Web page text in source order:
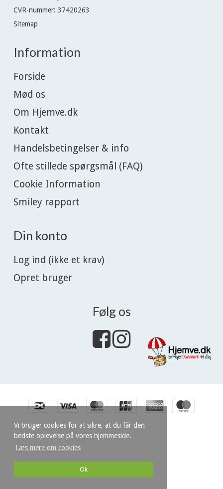
Vi bruger cookies for at sikre, at du får den
bedste oplevelse på vores hjemmeside.
Læs mere om cookies
Ok
CVR-nummer: 37420263
Sitemap
Information
Forside
Mød os
Om Hjemve.dk
Kontakt
Handelsbetingelser & info
Ofte stillede spørgsmål (FAQ)
Cookie Information
Smiley rapport
Din konto
Log ind (ikke et krav)
Opret bruger
Følg os